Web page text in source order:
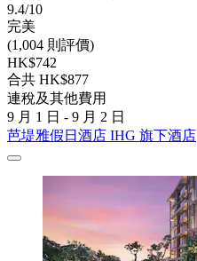
9.4/10
完美
(1,004 則評價)
HK$742
合共 HK$877
連稅及其他費用
9 月 1 日 - 9 月 2 日
芭堤雅假日酒店 IHG 旗下酒店